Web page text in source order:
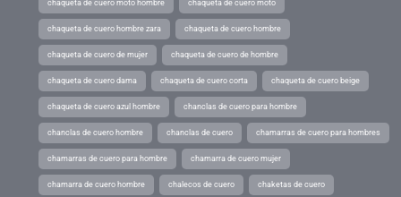
chaqueta de cuero moto hombre chaqueta de cuero moto
chaqueta de cuero hombre zara chaqueta de cuero hombre
chaqueta de cuero de mujer chaqueta de cuero de hombre
chaqueta de cuero dama chaqueta de cuero corta chaqueta de cuero beige
chaqueta de cuero azul hombre chanclas de cuero para hombre
chanclas de cuero hombre chanclas de cuero chamarras de cuero para hombres
chamarras de cuero para hombre chamarra de cuero mujer
chamarra de cuero hombre chalecos de cuero chaketas de cuero